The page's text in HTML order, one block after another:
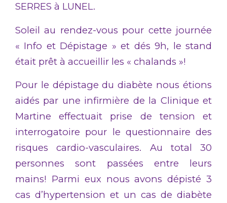
SERRES à LUNEL.
Soleil au rendez-vous pour cette journée
« Info et Dépistage » et dés 9h, le stand
était prêt à accueillir les « chalands »!
Pour le dépistage du diabète nous étions
aidés par une infirmière de la Clinique et
Martine effectuait prise de tension et
interrogatoire pour le questionnaire des
risques cardio-vasculaires. Au total 30
personnes sont passées entre leurs
mains! Parmi eux nous avons dépisté 3
cas d’hypertension et un cas de diabète